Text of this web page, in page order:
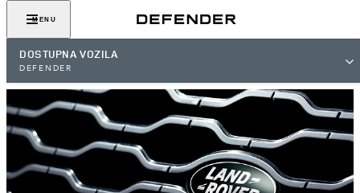
MENU
DOSTUPNA VOZILA
DEFENDER